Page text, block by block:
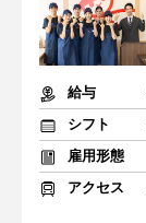
給与
シフト
雇用形態
アクセス